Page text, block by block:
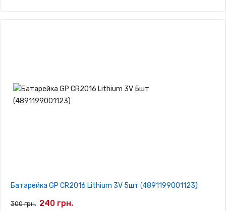
Батарейка GP CR2016 Lithium 3V 5шт (4891199001123)
300 грн. 240 грн.